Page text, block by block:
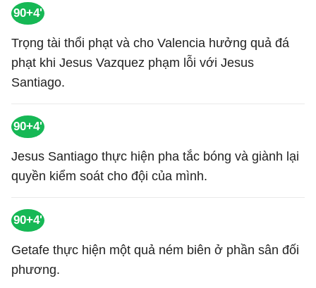
90+4'
Trọng tài thổi phạt và cho Valencia hưởng quả đá
phạt khi Jesus Vazquez phạm lỗi với Jesus
Santiago.
90+4'
Jesus Santiago thực hiện pha tắc bóng và giành lại
quyền kiểm soát cho đội của mình.
90+4'
Getafe thực hiện một quả ném biên ở phần sân đối
phương.